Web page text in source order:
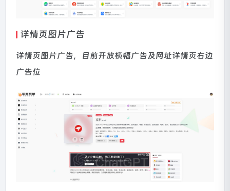
详情页图片广告
详情页图片广告，目前开放横幅广告及网址详情页右边
广告位